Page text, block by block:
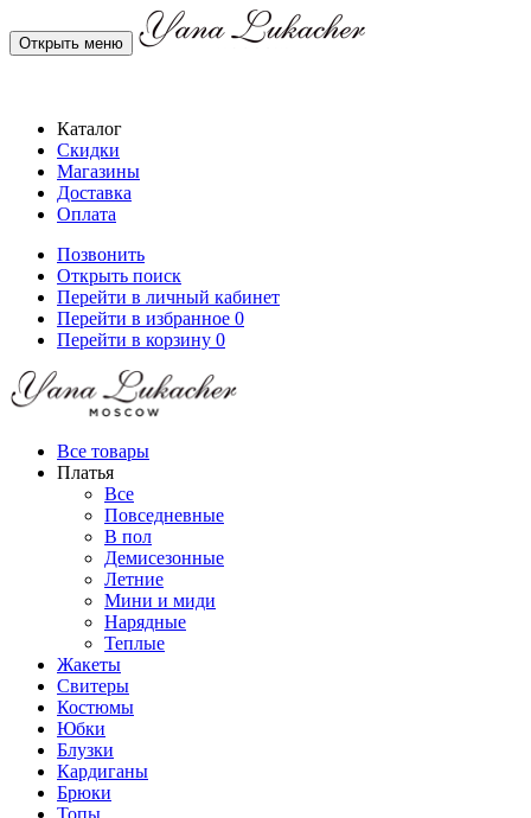
Открыть меню
Каталог
Скидки
Магазины
Доставка
Оплата
Позвонить
Открыть поиск
Перейти в личный кабинет
Перейти в избранное 0
Перейти в корзину 0
Все товары
Платья
Все
Повседневные
В пол
Демисезонные
Летние
Мини и миди
Нарядные
Теплые
Жакеты
Свитеры
Костюмы
Юбки
Блузки
Кардиганы
Брюки
Топы